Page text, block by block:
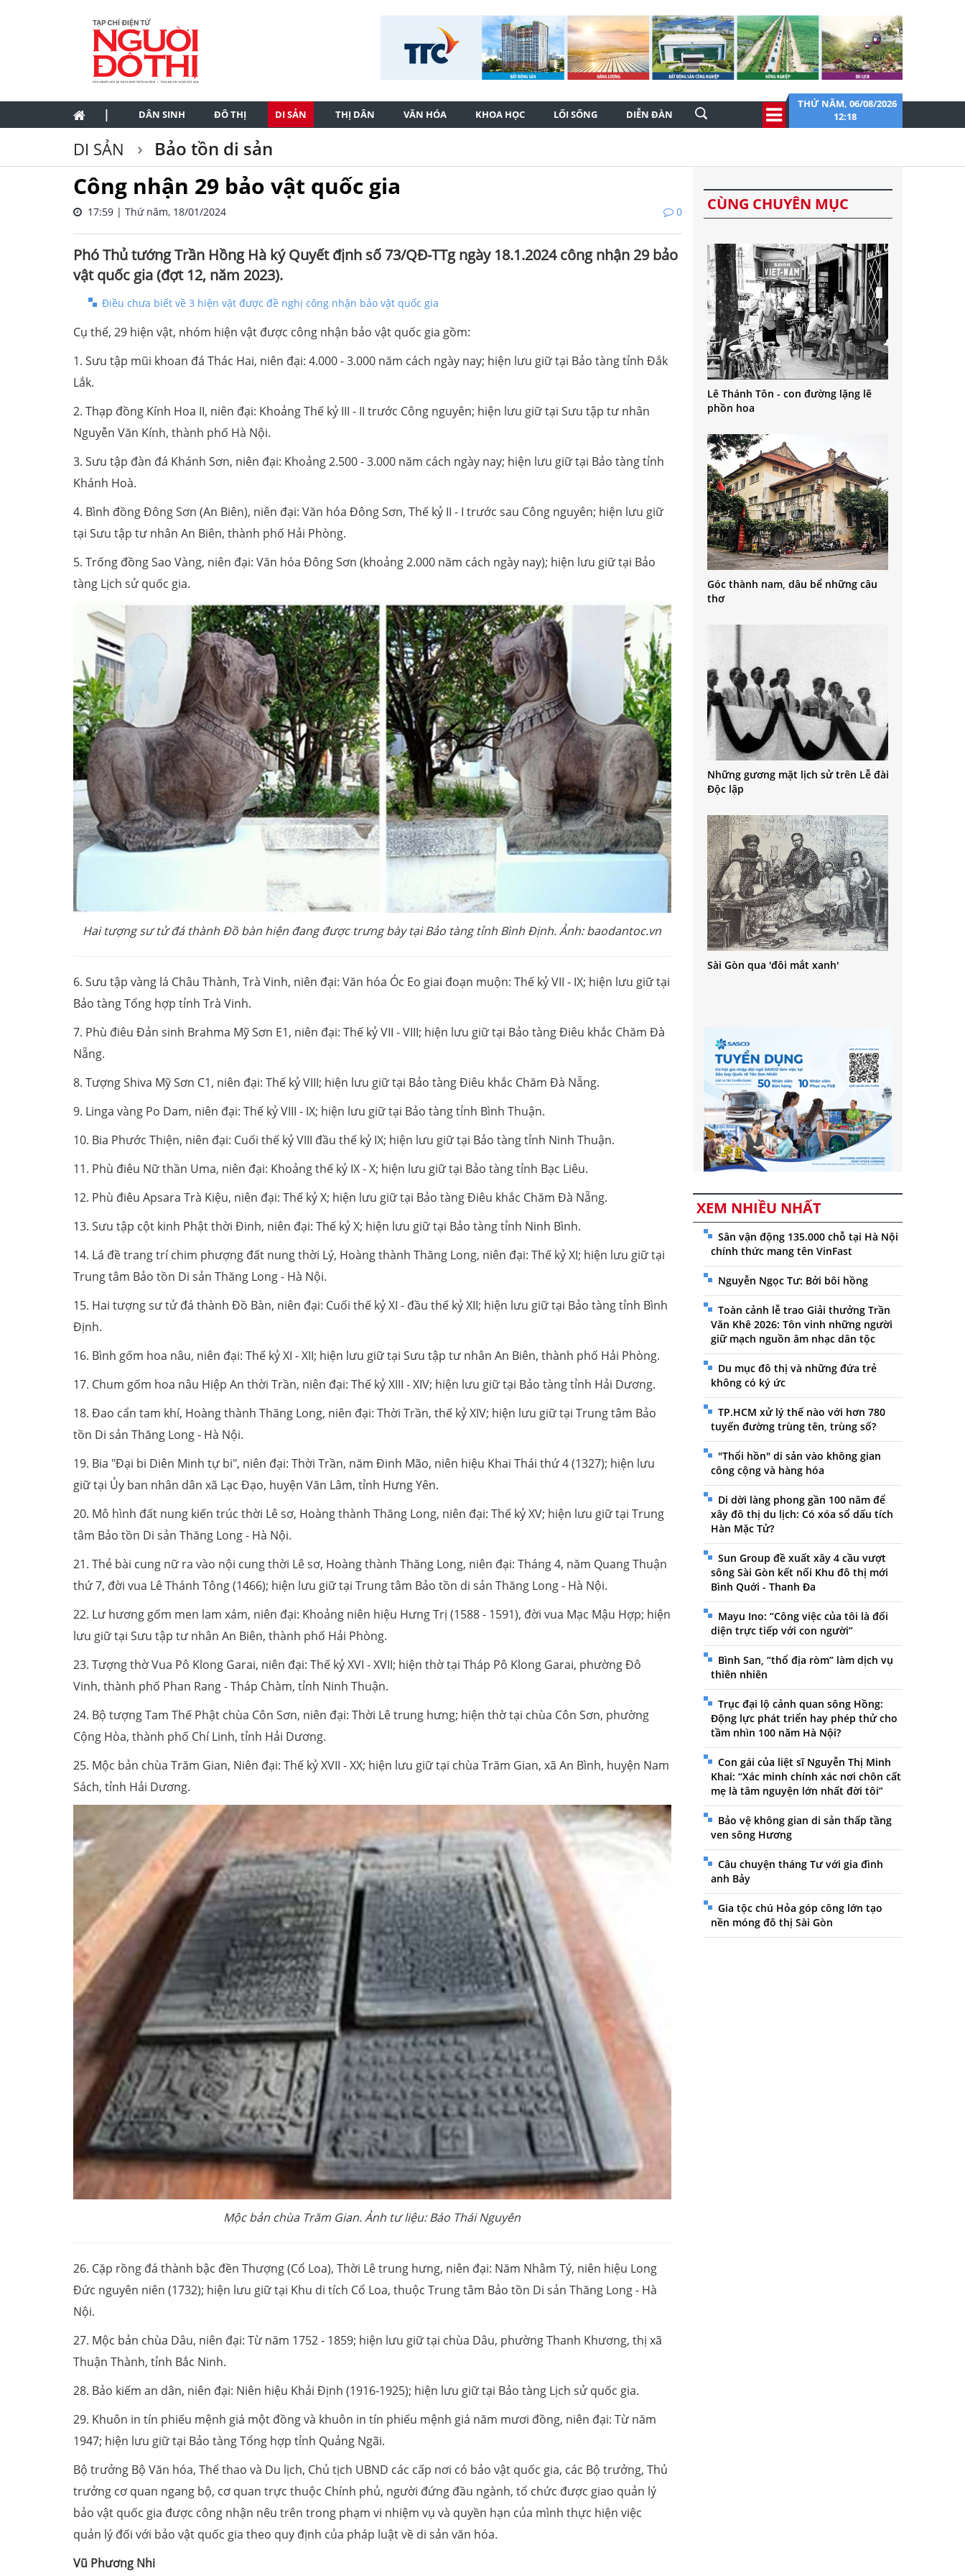
| DÂN SINH ĐÔ THỊ DI SẢN THỊ DÂN VĂN HÓA KHOA HỌC LỐI SỐNG DIỄN ĐÀN
THỨ NĂM, 06/08/2026
12:18
DI SẢN Bảo tồn di sản
Công nhận 29 bảo vật quốc gia
17:59 | Thứ năm, 18/01/2024 0
Phó Thủ tướng Trần Hồng Hà ký Quyết định số 73/QĐ-TTg ngày 18.1.2024 công nhận 29 bảo
vật quốc gia (đợt 12, năm 2023).
Điều chưa biết về 3 hiện vật được đề nghị công nhận bảo vật quốc gia
Cụ thể, 29 hiện vật, nhóm hiện vật được công nhận bảo vật quốc gia gồm:
1. Sưu tập mũi khoan đá Thác Hai, niên đại: 4.000 - 3.000 năm cách ngày nay; hiện lưu giữ tại Bảo tàng tỉnh Đắk
Lắk.
2. Thạp đồng Kính Hoa II, niên đại: Khoảng Thế kỷ III - II trước Công nguyên; hiện lưu giữ tại Sưu tập tư nhân
Nguyễn Văn Kính, thành phố Hà Nội.
3. Sưu tập đàn đá Khánh Sơn, niên đại: Khoảng 2.500 - 3.000 năm cách ngày nay; hiện lưu giữ tại Bảo tàng tỉnh
Khánh Hoà.
4. Bình đồng Đông Sơn (An Biên), niên đại: Văn hóa Đông Sơn, Thế kỷ II - I trước sau Công nguyên; hiện lưu giữ
tại Sưu tập tư nhân An Biên, thành phố Hải Phòng.
5. Trống đồng Sao Vàng, niên đại: Văn hóa Đông Sơn (khoảng 2.000 năm cách ngày nay); hiện lưu giữ tại Bảo
tàng Lịch sử quốc gia.
Hai tượng sư tử đá thành Đồ bàn hiện đang được trưng bày tại Bảo tàng tỉnh Bình Định. Ảnh: baodantoc.vn
6. Sưu tập vàng lá Châu Thành, Trà Vinh, niên đại: Văn hóa Óc Eo giai đoạn muộn: Thế kỷ VII - IX; hiện lưu giữ tại
Bảo tàng Tổng hợp tỉnh Trà Vinh.
7. Phù điêu Đản sinh Brahma Mỹ Sơn E1, niên đại: Thế kỷ VII - VIII; hiện lưu giữ tại Bảo tàng Điêu khắc Chăm Đà
Nẵng.
8. Tượng Shiva Mỹ Sơn C1, niên đại: Thế kỷ VIII; hiện lưu giữ tại Bảo tàng Điêu khắc Chăm Đà Nẵng.
9. Linga vàng Po Dam, niên đại: Thế kỷ VIII - IX; hiện lưu giữ tại Bảo tàng tỉnh Bình Thuận.
10. Bia Phước Thiện, niên đại: Cuối thế kỷ VIII đầu thế kỷ IX; hiện lưu giữ tại Bảo tàng tỉnh Ninh Thuận.
11. Phù điêu Nữ thần Uma, niên đại: Khoảng thế kỷ IX - X; hiện lưu giữ tại Bảo tàng tỉnh Bạc Liêu.
12. Phù điêu Apsara Trà Kiệu, niên đại: Thế kỷ X; hiện lưu giữ tại Bảo tàng Điêu khắc Chăm Đà Nẵng.
13. Sưu tập cột kinh Phật thời Đinh, niên đại: Thế kỷ X; hiện lưu giữ tại Bảo tàng tỉnh Ninh Bình.
14. Lá đề trang trí chim phượng đất nung thời Lý, Hoàng thành Thăng Long, niên đại: Thế kỷ XI; hiện lưu giữ tại
Trung tâm Bảo tồn Di sản Thăng Long - Hà Nội.
15. Hai tượng sư tử đá thành Đồ Bàn, niên đại: Cuối thế kỷ XI - đầu thế kỷ XII; hiện lưu giữ tại Bảo tàng tỉnh Bình
Định.
16. Bình gốm hoa nâu, niên đại: Thế kỷ XI - XII; hiện lưu giữ tại Sưu tập tư nhân An Biên, thành phố Hải Phòng.
17. Chum gốm hoa nâu Hiệp An thời Trần, niên đại: Thế kỷ XIII - XIV; hiện lưu giữ tại Bảo tàng tỉnh Hải Dương.
18. Đao cẩn tam khí, Hoàng thành Thăng Long, niên đại: Thời Trần, thế kỷ XIV; hiện lưu giữ tại Trung tâm Bảo
tồn Di sản Thăng Long - Hà Nội.
19. Bia "Đại bi Diên Minh tự bi", niên đại: Thời Trần, năm Đinh Mão, niên hiệu Khai Thái thứ 4 (1327); hiện lưu
giữ tại Ủy ban nhân dân xã Lạc Đạo, huyện Văn Lâm, tỉnh Hưng Yên.
20. Mô hình đất nung kiến trúc thời Lê sơ, Hoàng thành Thăng Long, niên đại: Thế kỷ XV; hiện lưu giữ tại Trung
tâm Bảo tồn Di sản Thăng Long - Hà Nội.
21. Thẻ bài cung nữ ra vào nội cung thời Lê sơ, Hoàng thành Thăng Long, niên đại: Tháng 4, năm Quang Thuận
thứ 7, đời vua Lê Thánh Tông (1466); hiện lưu giữ tại Trung tâm Bảo tồn di sản Thăng Long - Hà Nội.
22. Lư hương gốm men lam xám, niên đại: Khoảng niên hiệu Hưng Trị (1588 - 1591), đời vua Mạc Mậu Hợp; hiện
lưu giữ tại Sưu tập tư nhân An Biên, thành phố Hải Phòng.
23. Tượng thờ Vua Pô Klong Garai, niên đại: Thế kỷ XVI - XVII; hiện thờ tại Tháp Pô Klong Garai, phường Đô
Vinh, thành phố Phan Rang - Tháp Chàm, tỉnh Ninh Thuận.
24. Bộ tượng Tam Thế Phật chùa Côn Sơn, niên đại: Thời Lê trung hưng; hiện thờ tại chùa Côn Sơn, phường
Cộng Hòa, thành phố Chí Linh, tỉnh Hải Dương.
25. Mộc bản chùa Trăm Gian, Niên đại: Thế kỷ XVII - XX; hiện lưu giữ tại chùa Trăm Gian, xã An Bình, huyện Nam
Sách, tỉnh Hải Dương.
Mộc bản chùa Trăm Gian. Ảnh tư liệu: Báo Thái Nguyên
26. Cặp rồng đá thành bậc đền Thượng (Cổ Loa), Thời Lê trung hưng, niên đại: Năm Nhâm Tý, niên hiệu Long
Đức nguyên niên (1732); hiện lưu giữ tại Khu di tích Cổ Loa, thuộc Trung tâm Bảo tồn Di sản Thăng Long - Hà
Nội.
27. Mộc bản chùa Dâu, niên đại: Từ năm 1752 - 1859; hiện lưu giữ tại chùa Dâu, phường Thanh Khương, thị xã
Thuận Thành, tỉnh Bắc Ninh.
28. Bảo kiếm an dân, niên đại: Niên hiệu Khải Định (1916-1925); hiện lưu giữ tại Bảo tàng Lịch sử quốc gia.
29. Khuôn in tín phiếu mệnh giá một đồng và khuôn in tín phiếu mệnh giá năm mươi đồng, niên đại: Từ năm
1947; hiện lưu giữ tại Bảo tàng Tổng hợp tỉnh Quảng Ngãi.
Bộ trưởng Bộ Văn hóa, Thể thao và Du lịch, Chủ tịch UBND các cấp nơi có bảo vật quốc gia, các Bộ trưởng, Thủ
trưởng cơ quan ngang bộ, cơ quan trực thuộc Chính phủ, người đứng đầu ngành, tổ chức được giao quản lý
bảo vật quốc gia được công nhận nêu trên trong phạm vi nhiệm vụ và quyền hạn của mình thực hiện việc
quản lý đối với bảo vật quốc gia theo quy định của pháp luật về di sản văn hóa.
Vũ Phương Nhi
CÙNG CHUYÊN MỤC
Lê Thánh Tôn - con đường lặng lẽ
phồn hoa
Góc thành nam, dâu bể những câu
thơ
Những gương mặt lịch sử trên Lễ đài
Độc lập
Sài Gòn qua 'đôi mắt xanh'
XEM NHIỀU NHẤT
Sân vận động 135.000 chỗ tại Hà Nội
chính thức mang tên VinFast
Nguyễn Ngọc Tư: Bởi bôi hồng
Toàn cảnh lễ trao Giải thưởng Trần
Văn Khê 2026: Tôn vinh những người
giữ mạch nguồn âm nhạc dân tộc
Du mục đô thị và những đứa trẻ
không có ký ức
TP.HCM xử lý thế nào với hơn 780
tuyến đường trùng tên, trùng số?
"Thổi hồn" di sản vào không gian
công cộng và hàng hóa
Di dời làng phong gần 100 năm để
xây đô thị du lịch: Có xóa sổ dấu tích
Hàn Mặc Tử?
Sun Group đề xuất xây 4 cầu vượt
sông Sài Gòn kết nối Khu đô thị mới
Bình Quới - Thanh Đa
Mayu Ino: “Công việc của tôi là đối
diện trực tiếp với con người”
Bình San, “thổ địa ròm” làm dịch vụ
thiên nhiên
Trục đại lộ cảnh quan sông Hồng:
Động lực phát triển hay phép thử cho
tầm nhìn 100 năm Hà Nội?
Con gái của liệt sĩ Nguyễn Thị Minh
Khai: “Xác minh chính xác nơi chôn cất
mẹ là tâm nguyện lớn nhất đời tôi”
Bảo vệ không gian di sản thấp tầng
ven sông Hương
Câu chuyện tháng Tư với gia đình
anh Bảy
Gia tộc chú Hỏa góp công lớn tạo
nền móng đô thị Sài Gòn